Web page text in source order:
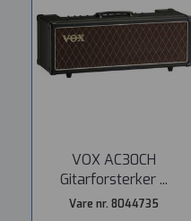
VOX AC30CH
Gitarforsterker ...
Vare nr. 8044735